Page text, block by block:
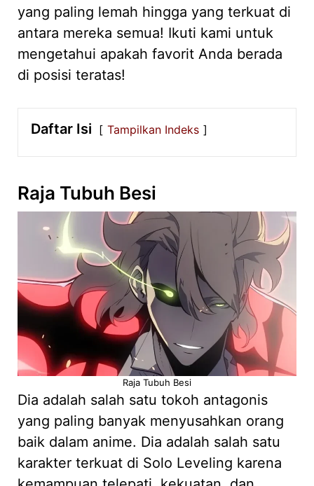
yang paling lemah hingga yang terkuat di
antara mereka semua! Ikuti kami untuk
mengetahui apakah favorit Anda berada
di posisi teratas!
Daftar Isi Tampilkan Indeks
Raja Tubuh Besi
Raja Tubuh Besi
Dia adalah salah satu tokoh antagonis
yang paling banyak menyusahkan orang
baik dalam anime. Dia adalah salah satu
karakter terkuat di Solo Leveling karena